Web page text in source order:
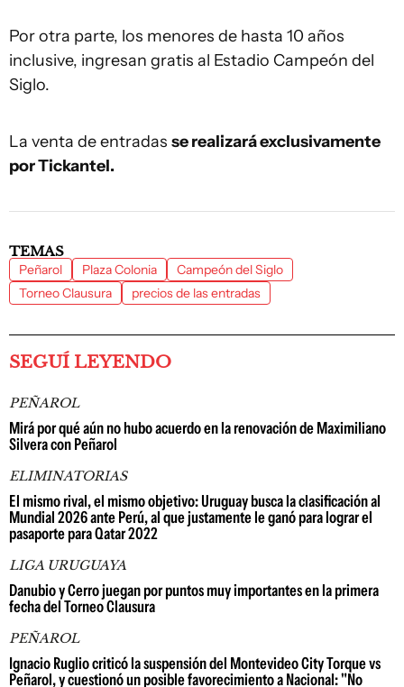
Por otra parte, los menores de hasta 10 años
inclusive, ingresan gratis al Estadio Campeón del
Siglo.
La venta de entradas se realizará exclusivamente
por Tickantel.
TEMAS
Peñarol Plaza Colonia
Campeón del Siglo
Torneo Clausura
precios de las entradas
SEGUÍ LEYENDO
PEÑAROL
Mirá por qué aún no hubo acuerdo en la renovación de Maximiliano
Silvera con Peñarol
ELIMINATORIAS
El mismo rival, el mismo objetivo: Uruguay busca la clasificación al
Mundial 2026 ante Perú, al que justamente le ganó para lograr el
pasaporte para Qatar 2022
LIGA URUGUAYA
Danubio y Cerro juegan por puntos muy importantes en la primera
fecha del Torneo Clausura
PEÑAROL
Ignacio Ruglio criticó la suspensión del Montevideo City Torque vs
Peñarol, y cuestionó un posible favorecimiento a Nacional: "No